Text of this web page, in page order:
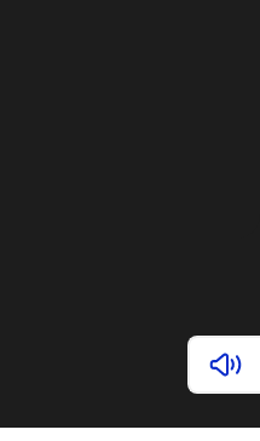
Lees
pagina (opent in nieuw
(opent in nieuw tabblad)
pagina (opent in nieuw
pagina (opent in
pagina (opent in